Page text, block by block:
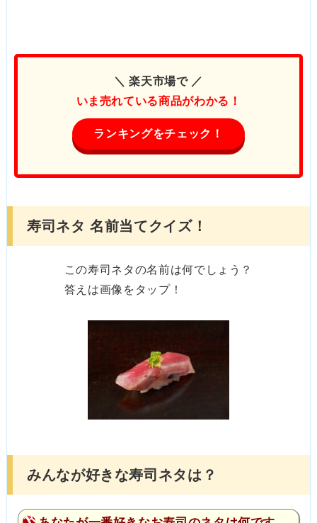
＼ 楽天市場で ／
いま売れている商品がわかる！
ランキングをチェック！
寿司ネタ 名前当てクイズ！
この寿司ネタの名前は何でしょう？
答えは画像をタップ！
みんなが好きな寿司ネタは？